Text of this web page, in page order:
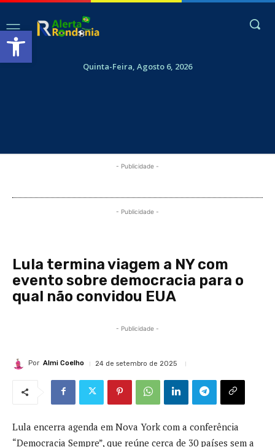
Abrir a barra de ferramentas
Quinta-Feira, Agosto 6, 2026
- Publicidade -
- Publicidade -
Lula termina viagem a NY com
evento sobre democracia para o
qual não convidou EUA
- Publicidade -
Por Almi Coelho 24 de setembro de 2025
Lula encerra agenda em Nova York com a conferência
“Democracia Sempre”, que reúne cerca de 30 países sem a